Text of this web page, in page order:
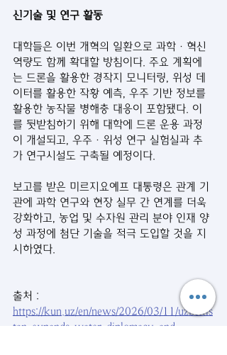
신기술 및 연구 활동
대학들은 이번 개혁의 일환으로 과학·혁신
역량도 함께 확대할 방침이다. 주요 계획에
는 드론을 활용한 경작지 모니터링, 위성 데
이터를 활용한 작황 예측, 우주 기반 정보를
활용한 농작물 병해충 대응이 포함됐다. 이
를 뒷받침하기 위해 대학에 드론 운용 과정
이 개설되고, 우주·위성 연구 실험실과 추
가 연구시설도 구축될 예정이다.
보고를 받은 미르지요예프 대통령은 관계 기
관에 과학 연구와 현장 실무 간 연계를 더욱
강화하고, 농업 및 수자원 관리 분야 인재 양
성 과정에 첨단 기술을 적극 도입할 것을 지
시하였다.
출처 :
https://kun.uz/en/news/2026/03/11/uzbekis
tan-expands-water-diplomacy-and-